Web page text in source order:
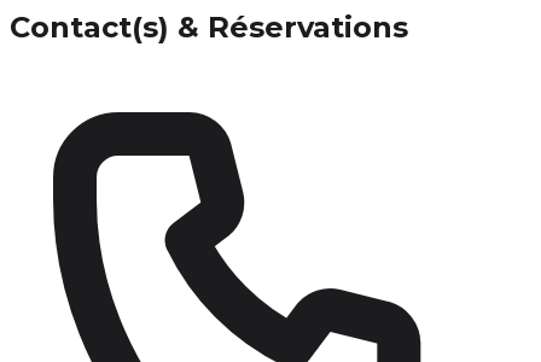
Contact(s) & Réservations